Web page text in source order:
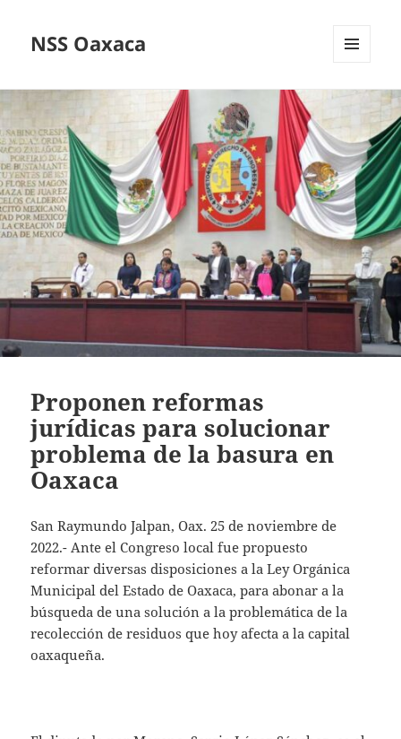
NSS Oaxaca
Proponen reformas
jurídicas para solucionar
problema de la basura en
Oaxaca
San Raymundo Jalpan, Oax. 25 de noviembre de
2022.- Ante el Congreso local fue propuesto
reformar diversas disposiciones a la Ley Orgánica
Municipal del Estado de Oaxaca, para abonar a la
búsqueda de una solución a la problemática de la
recolección de residuos que hoy afecta a la capital
oaxaqueña.